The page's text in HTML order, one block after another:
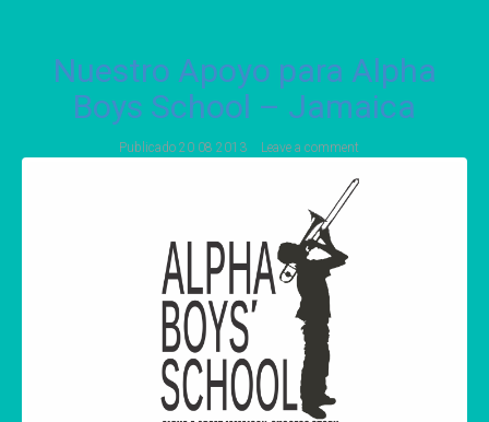
Nuestro Apoyo para Alpha
Boys School – Jamaica
Publicado 20 08 2013 Leave a comment